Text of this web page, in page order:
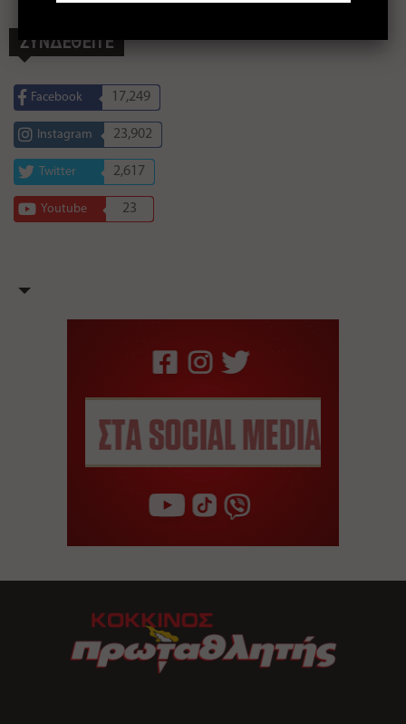
ΣΥΝΔΕΘΕΙΤΕ
Facebook 17,249
Instagram 23,902
Twitter 2,617
Youtube 23